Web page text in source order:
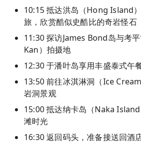
10:15 抵达洪岛（Hong Island
旅，欣赏酷似史酷比的奇岩怪石
11:30 探访James Bond岛与考
Kan）拍摄地
12:30 于潘叶岛享用丰盛泰式午
13:50 前往冰淇淋洞（Ice
岩洞景观
15:00 抵达纳卡岛（Naka
滩时光
16:30 返回码头，准备接送回酒